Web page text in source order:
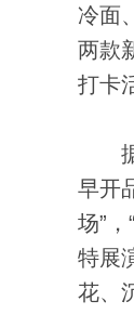
冷面
两款
打卡
据
早开
场”
特展
花、